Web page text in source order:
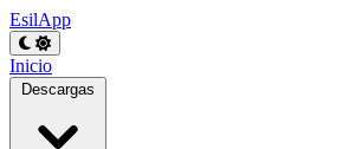
EsilApp
Inicio
Descargas